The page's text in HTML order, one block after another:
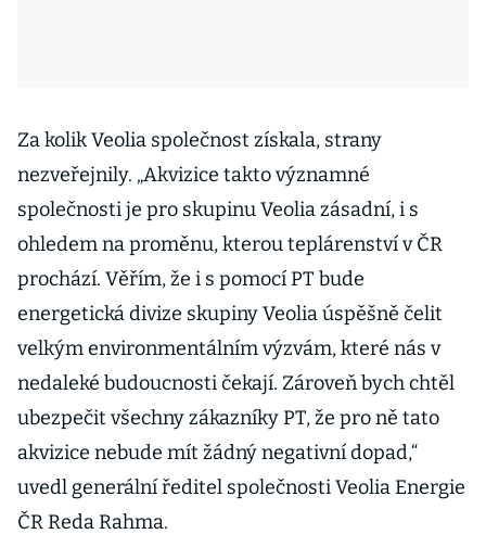
Za kolik Veolia společnost získala, strany
nezveřejnily. „Akvizice takto významné
společnosti je pro skupinu Veolia zásadní, i s
ohledem na proměnu, kterou teplárenství v ČR
prochází. Věřím, že i s pomocí PT bude
energetická divize skupiny Veolia úspěšně čelit
velkým environmentálním výzvám, které nás v
nedaleké budoucnosti čekají. Zároveň bych chtěl
ubezpečit všechny zákazníky PT, že pro ně tato
akvizice nebude mít žádný negativní dopad,“
uvedl generální ředitel společnosti Veolia Energie
ČR Reda Rahma.